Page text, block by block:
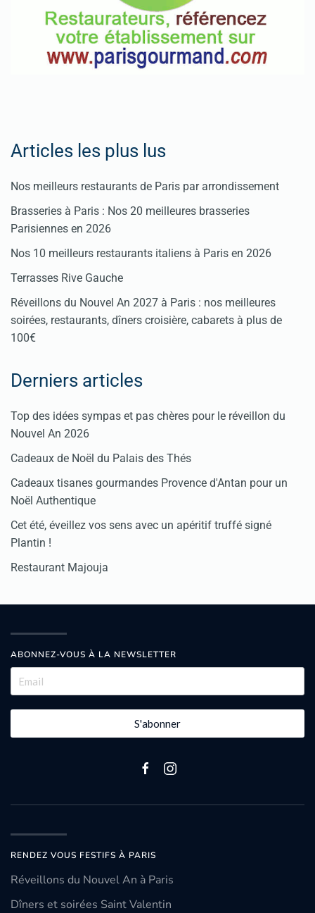
enregistrer
votre
restaurant
Articles les plus lus
Nos meilleurs restaurants de Paris par arrondissement
Brasseries à Paris : Nos 20 meilleures brasseries
Parisiennes en 2026
Nos 10 meilleurs restaurants italiens à Paris en 2026
Terrasses Rive Gauche
Réveillons du Nouvel An 2027 à Paris : nos meilleures
soirées, restaurants, dîners croisière, cabarets à plus de
100€
Derniers articles
Top des idées sympas et pas chères pour le réveillon du
Nouvel An 2026
Cadeaux de Noël du Palais des Thés
Cadeaux tisanes gourmandes Provence d'Antan pour un
Noël Authentique
Cet été, éveillez vos sens avec un apéritif truffé signé
Plantin !
Restaurant Majouja
ABONNEZ-VOUS À LA NEWSLETTER
S'abonner
RENDEZ VOUS FESTIFS À PARIS
Réveillons du Nouvel An à Paris
Dîners et soirées Saint Valentin